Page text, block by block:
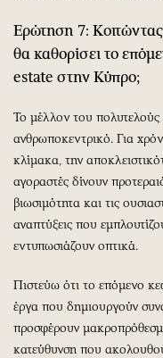
Ερώτηση 7: Κοιτώντας
θα καθορίσει το
estate στην Κύπρο;
Το μέλλον του πολυτελούς
ανθρωποκεντρικό. Για
κλίμακα, την
αγοραστές δίνουν
βιωσιμότητα και τις
αναπτύξεις που
εντυπωσιάζουν οπτικά.
Πιστεύω ότι το επόμενο
έργα που δημιουργούν
προσφέρουν
κατεύθυνση που